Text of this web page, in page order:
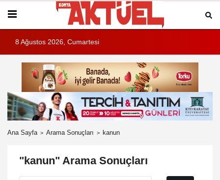
8 Ağustos 2026, Cumartesi
Ana Sayfa Arama Sonuçları kanun
"kanun" Arama Sonuçları